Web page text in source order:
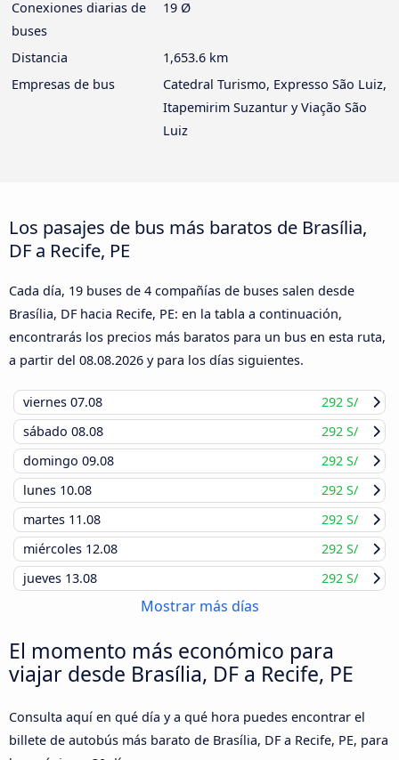
Conexiones diarias de
buses
19 Ø
Distancia
1,653.6 km
Empresas de bus
Catedral Turismo, Expresso São Luiz,
Itapemirim Suzantur y Viação São
Luiz
Los pasajes de bus más baratos de Brasília,
DF a Recife, PE
Cada día, 19 buses de 4 compañías de buses salen desde
Brasília, DF hacia Recife, PE: en la tabla a continuación,
encontrarás los precios más baratos para un bus en esta ruta,
a partir del 08.08.2026 y para los días siguientes.
viernes 07.08
292 S/
sábado 08.08
292 S/
domingo 09.08
292 S/
lunes 10.08
292 S/
martes 11.08
292 S/
miércoles 12.08
292 S/
jueves 13.08 292 S/
Mostrar más días
El momento más económico para
viajar desde Brasília, DF a Recife, PE
Consulta aquí en qué día y a qué hora puedes encontrar el
billete de autobús más barato de Brasília, DF a Recife, PE, para